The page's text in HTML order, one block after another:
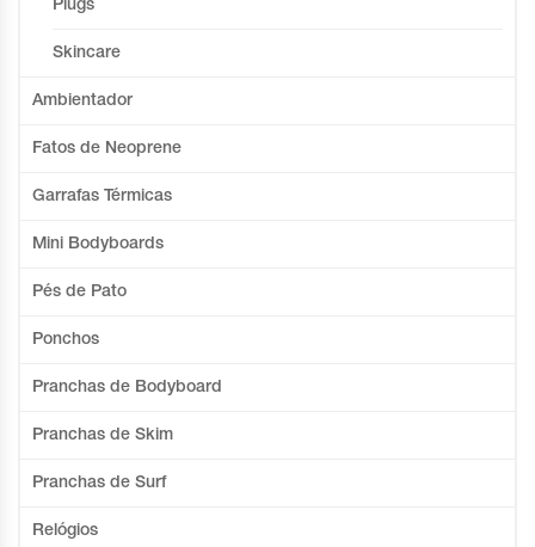
Plugs
Skincare
Ambientador
Fatos de Neoprene
Garrafas Térmicas
Mini Bodyboards
Pés de Pato
Ponchos
Pranchas de Bodyboard
Pranchas de Skim
Pranchas de Surf
Relógios